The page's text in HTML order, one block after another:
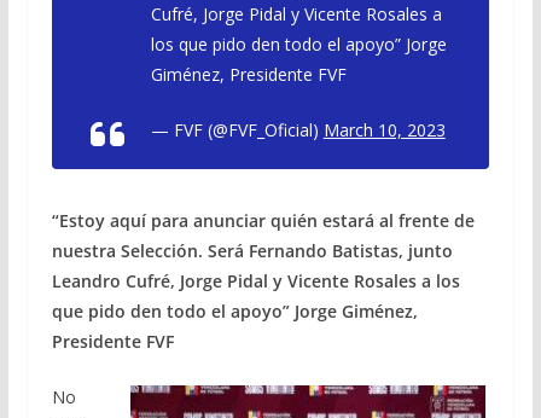
Cufré, Jorge Pidal y Vicente Rosales a
los que pido den todo el apoyo” Jorge
Giménez, Presidente FVF
— FVF (@FVF_Oficial) March 10, 2023
“Estoy aquí para anunciar quién estará al frente de
nuestra Selección. Será Fernando Batistas, junto
Leandro Cufré, Jorge Pidal y Vicente Rosales a los
que pido den todo el apoyo” Jorge Giménez,
Presidente FVF
No